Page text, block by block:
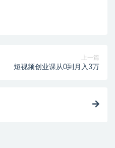
上一篇
短视频创业课从0到月入3万